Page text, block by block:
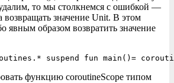
то мы столкнемся с ошибкой —
значение Unit. В этом
явным образом возвратить значение
suspend fun main()=
функцию coroutineScope типом